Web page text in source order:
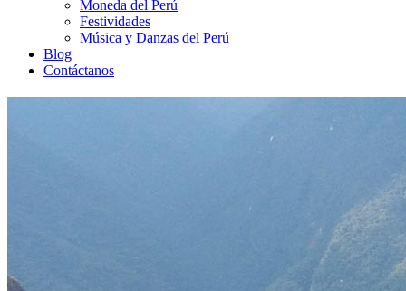
Moneda del Perú
Festividades
Música y Danzas del Perú
Blog
Contáctanos